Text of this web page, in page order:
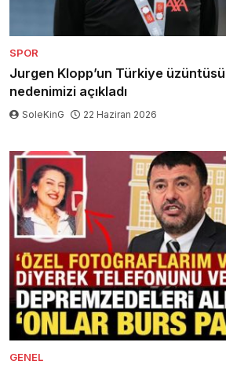
SPOR
Jurgen Klopp’un Türkiye
nedenimizi açıkladı
SoleKinG 22 Haziran 2026
GENEL